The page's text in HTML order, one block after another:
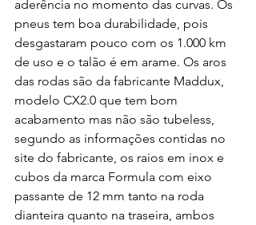
aderência no momento das curvas. Os
pneus tem boa durabilidade, pois
desgastaram pouco com os 1.000 km
de uso e o talão é em arame. Os aros
das rodas são da fabricante Maddux,
modelo CX2.0 que tem bom
acabamento mas não são tubeless,
segundo as informações contidas no
site do fabricante, os raios em inox e
cubos da marca Formula com eixo
passante de 12 mm tanto na roda
dianteira quanto na traseira, ambos